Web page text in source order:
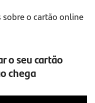
o cartão online
o seu cartão
chega